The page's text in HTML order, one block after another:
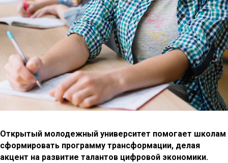
Открытый молодежный университет помогает школам
сформировать программу трансформации, делая
акцент на развитие талантов цифровой экономики.